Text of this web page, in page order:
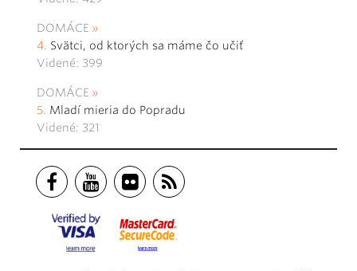
DOMÁCE
Svätci, od ktorých sa máme čo učiť
Videné: 399
DOMÁCE
Mladí mieria do Popradu
Videné: 321